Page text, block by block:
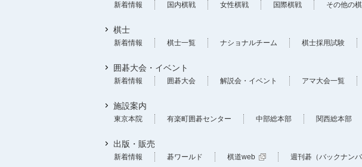
新着情報 国内棋戦 女性棋戦 国際棋戦 その他の
棋士
新着情報 棋士一覧 ナショナルチーム 棋士採用試験
囲碁大会・イベント
新着情報 囲碁大会 解説会・イベント アマ大会一覧
施設案内
東京本院 有楽町囲碁センター 中部総本部 関西総本部
出版・販売
新着情報 碁ワールド 棋道web 週刊碁（バックナンバ